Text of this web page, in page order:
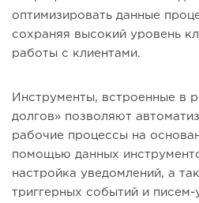
оптимизировать данные
сохраняя высокий уровень
работы с клиентами.
Инструменты, встроенные в
долгов» позволяют
рабочие процессы на
помощью данных
настройка уведомлений, а
триггерных событий и писем-